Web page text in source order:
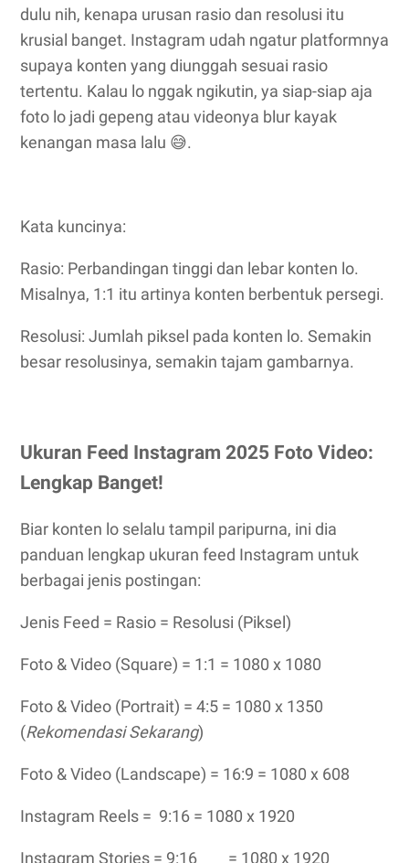
dulu nih, kenapa urusan rasio dan resolusi itu
krusial banget. Instagram udah ngatur platformnya
supaya konten yang diunggah sesuai rasio
tertentu. Kalau lo nggak ngikutin, ya siap-siap aja
foto lo jadi gepeng atau videonya blur kayak
kenangan masa lalu 😅.
Kata kuncinya:
Rasio: Perbandingan tinggi dan lebar konten lo.
Misalnya, 1:1 itu artinya konten berbentuk persegi.
Resolusi: Jumlah piksel pada konten lo. Semakin
besar resolusinya, semakin tajam gambarnya.
Ukuran Feed Instagram 2025 Foto Video:
Lengkap Banget!
Biar konten lo selalu tampil paripurna, ini dia
panduan lengkap ukuran feed Instagram untuk
berbagai jenis postingan:
Jenis Feed = Rasio = Resolusi (Piksel)
Foto & Video (Square) = 1:1 = 1080 x 1080
Foto & Video (Portrait) = 4:5 = 1080 x 1350
(Rekomendasi Sekarang)
Foto & Video (Landscape) = 16:9 = 1080 x 608
Instagram Reels = 9:16 = 1080 x 1920
Instagram Stories = 9:16 = 1080 x 1920